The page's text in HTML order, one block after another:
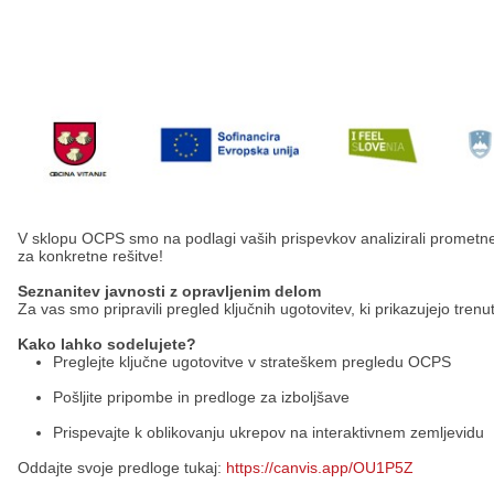
V sklopu OCPS smo na podlagi vaših prispevkov analizirali
za konkretne rešitve!
Seznanitev javnosti z opravljenim delom
Za vas smo pripravili pregled ključnih ugotovitev, ki prikazujejo
Kako lahko sodelujete?
Preglejte ključne ugotovitve v strateškem pregledu OCPS
Pošljite pripombe in predloge za izboljšave
Prispevajte k oblikovanju ukrepov na interaktivnem zemljevidu
Oddajte svoje predloge tukaj: https://canvis.app/OU1P5Z
Občinski časopis
Lokalne volitve 2026